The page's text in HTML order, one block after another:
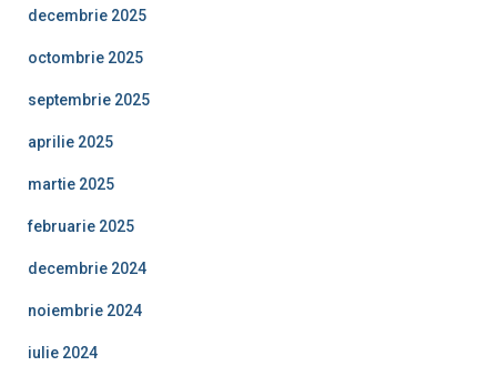
decembrie 2025
octombrie 2025
septembrie 2025
aprilie 2025
martie 2025
februarie 2025
decembrie 2024
noiembrie 2024
iulie 2024